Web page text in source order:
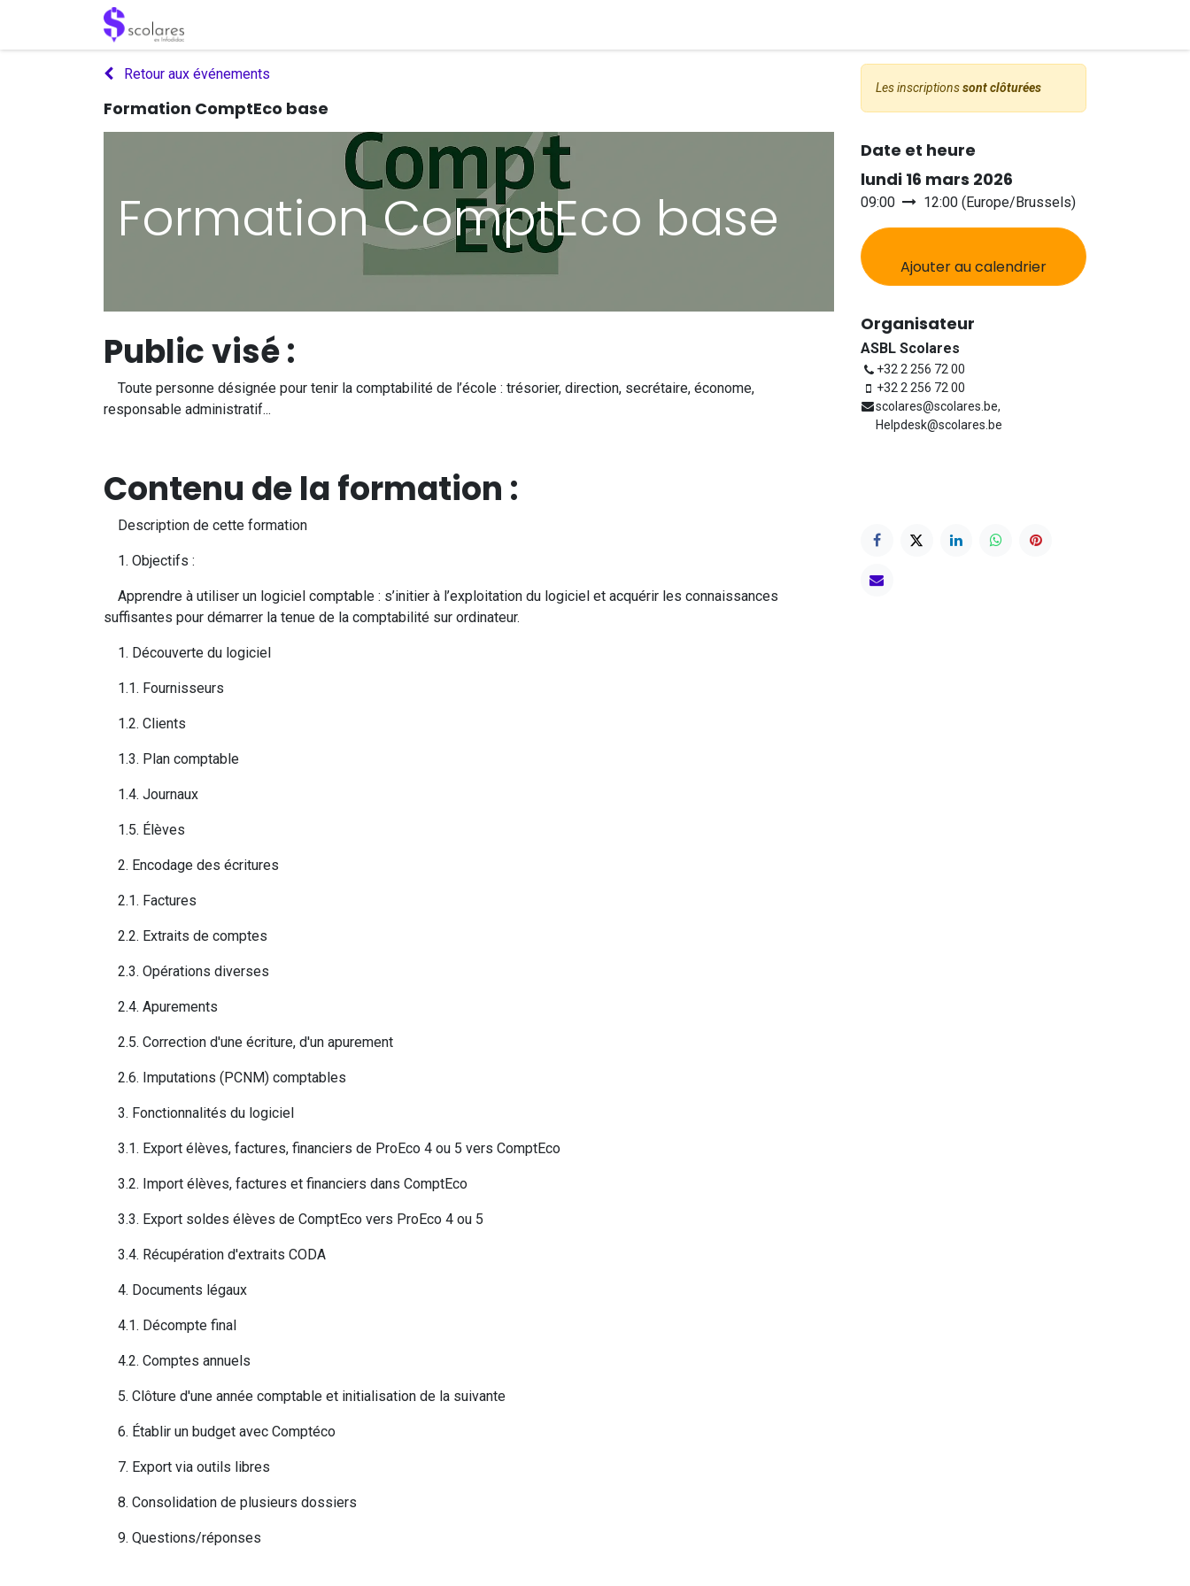
Se rendre au contenu
Retour aux événements
Formation ComptEco base
Formation ComptEco base
Public visé :
Toute personne désignée pour tenir la comptabilité de l’école : trésorier, direction, secrétaire, économe,
responsable administratif...
Contenu de la formation :
Description de cette formation
1. Objectifs :
Apprendre à utiliser un logiciel comptable : s’initier à l’exploitation du logiciel et acquérir les connaissances
suffisantes pour démarrer la tenue de la comptabilité sur ordinateur.
1. Découverte du logiciel
1.1. Fournisseurs
1.2. Clients
1.3. Plan comptable
1.4. Journaux
1.5. Élèves
2. Encodage des écritures
2.1. Factures
2.2. Extraits de comptes
2.3. Opérations diverses
2.4. Apurements
2.5. Correction d'une écriture, d'un apurement
2.6. Imputations (PCNM) comptables
3. Fonctionnalités du logiciel
3.1. Export élèves, factures, financiers de ProEco 4 ou 5 vers ComptEco
3.2. Import élèves, factures et financiers dans ComptEco
3.3. Export soldes élèves de ComptEco vers ProEco 4 ou 5
3.4. Récupération d'extraits CODA
4. Documents légaux
4.1. Décompte final
4.2. Comptes annuels
5. Clôture d'une année comptable et initialisation de la suivante
6. Établir un budget avec Comptéco
7. Export via outils libres
8. Consolidation de plusieurs dossiers
9. Questions/réponses
Les inscriptionssont clôturées
Date et heure
lundi 16 mars 2026
09:00 12:00 (Europe/Brussels)
Ajouter au calendrier
Organisateur
ASBL Scolares
+32 2 256 72 00
+32 2 256 72 00
scolares@scolares.be,
Helpdesk@scolares.be